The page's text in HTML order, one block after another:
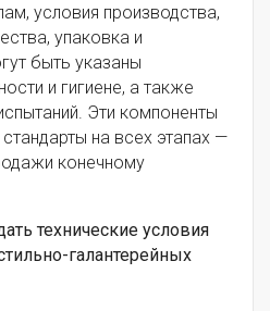
условия производства,
упаковка и
быть указаны
и гигиене, а также
Эти компоненты
на всех этапах —
конечному
технические условия
галантерейных